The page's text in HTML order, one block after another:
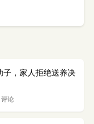
，家人拒绝送养决
论